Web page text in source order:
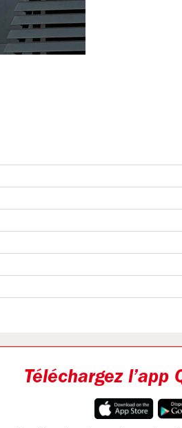
Téléchargez l’app